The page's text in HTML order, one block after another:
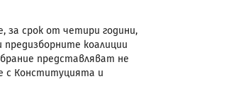
за срок от четири години,
коалиции
представляват не
с Конституцията и